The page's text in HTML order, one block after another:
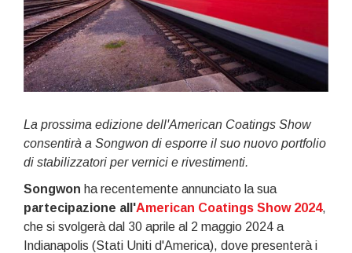
La prossima edizione dell'American Coatings Show
consentirà a Songwon di esporre il suo nuovo portfolio
di stabilizzatori per vernici e rivestimenti.
Songwon ha recentemente annunciato la sua
partecipazione all'American Coatings Show 2024,
che si svolgerà dal 30 aprile al 2 maggio 2024 a
Indianapolis (Stati Uniti d'America), dove presenterà i